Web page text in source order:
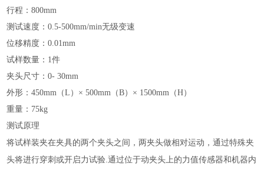
行程：800mm
测试速度：0.5-500mm/min无级变速
位移精度：0.01mm
试样数量：1件
夹头尺寸：0-30mm
外形：450mm（L）× 500mm（B）× 1500mm（H）
重量：75kg
测试原理
将试样装夹在夹具的两个夹头之间，两夹头做相对运动，通过特殊夹
头将进行穿刺或开启力试验.通过位于动夹头上的力值传感器和机器内